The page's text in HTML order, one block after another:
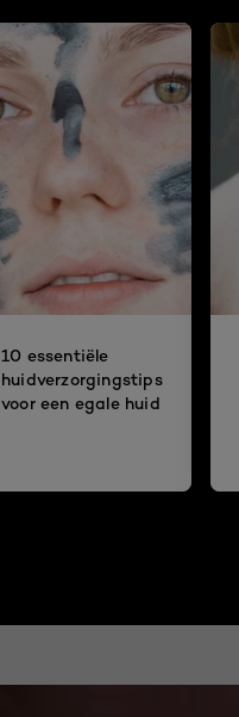
10 essentiële
huidverzorgingstips
voor een egale huid